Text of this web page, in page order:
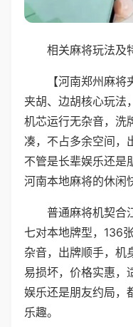
相关麻将玩法及
【河南郑州麻
夹胡、边胡核心玩法
机芯运行无杂音，洗
凑，不占多余空间，
不管是长辈娱乐还是
河南本地麻将的休闲
普通麻将机契合
七对本地牌型，136
杂音，出牌顺手，机
易损坏，价格实惠，
娱乐还是朋友约局，
乐趣。